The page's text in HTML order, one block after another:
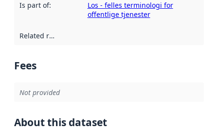
Is part of:
Los - felles terminologi for
offentlige tjenester
Related resources
Fees
Not provided
About this dataset